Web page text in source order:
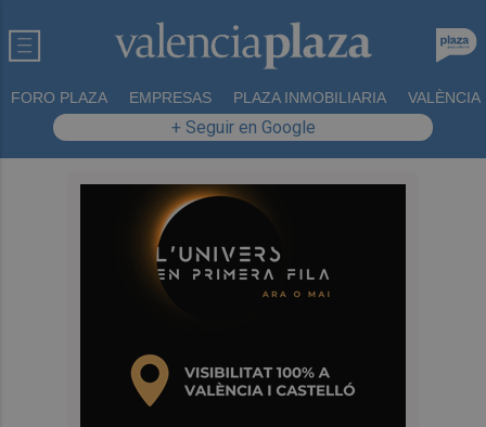
FORO PLAZA EMPRESAS PLAZA INMOBILIARIA VALÈNCIA
+ Seguir en Google